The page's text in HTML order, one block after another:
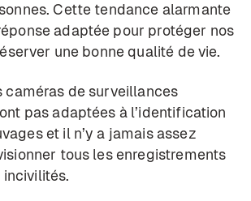
Cette tendance alarmante
adaptée pour protéger nos
une bonne qualité de vie.
caméras de surveillances
pas adaptées à l’identification
et il n’y a jamais assez
tous les enregistrements